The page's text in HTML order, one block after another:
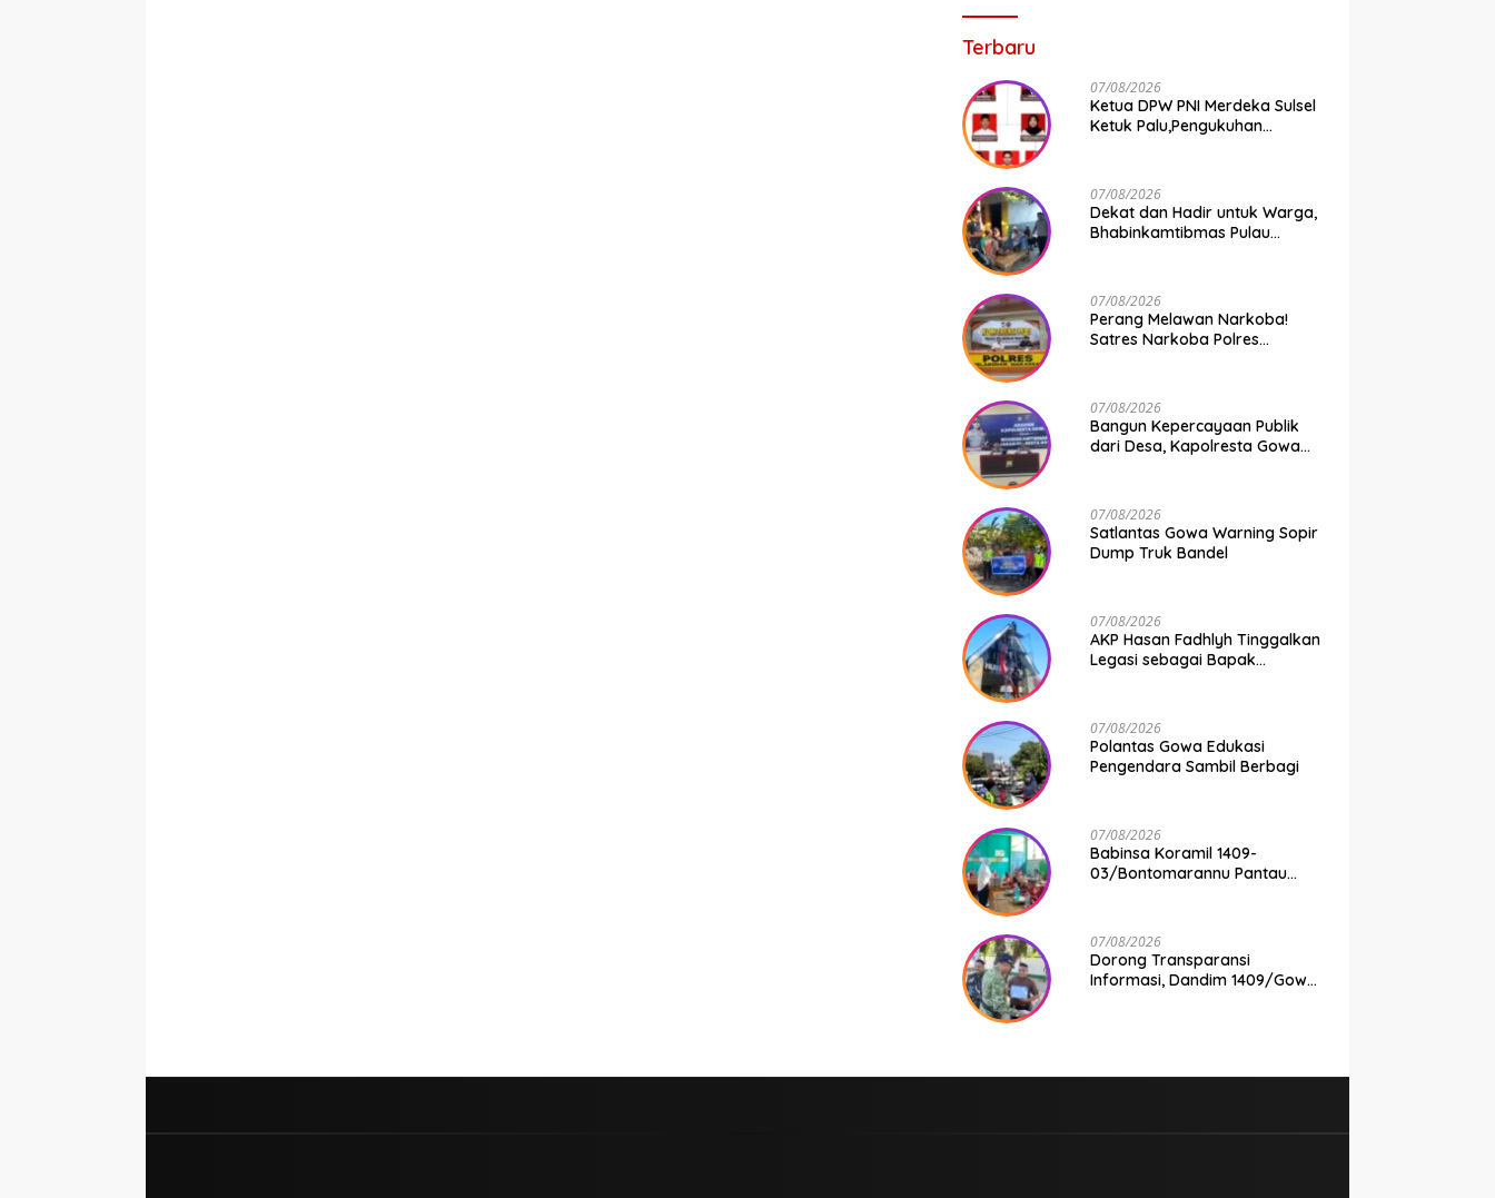
Terbaru
07/08/2026
Ketua DPW PNI Merdeka Sulsel
Ketuk Palu,Pengukuhan
07/08/2026
Dekat dan Hadir untuk Warga,
Bhabinkamtibmas Pulau
07/08/2026
Perang Melawan Narkoba!
Satres Narkoba Polres
Ditangkap
07/08/2026
Bangun Kepercayaan Publik
dari Desa, Kapolresta Gowa
Jajaran Polresta Gowa
07/08/2026
Satlantas Gowa Warning Sopir
Dump Truk Bandel
07/08/2026
AKP Hasan Fadhlyh Tinggalkan
Legasi sebagai Bapak
07/08/2026
Polantas Gowa Edukasi
Pengendara Sambil Berbagi
07/08/2026
Babinsa Koramil 1409-
03/Bontomarannu Pantau
Pattallassang
07/08/2026
Dorong Transparansi
Informasi, Dandim 1409/Gowa